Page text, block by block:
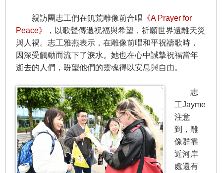
親訪團志工們在飢荒雕像前合唱 《A Prayer for
Peace》
，以歌聲傳遞祝福與希望，祈願世界遠離天災
與人禍。志工雅燕表示，在雕像前唱和平祝禱歌時，
因深受觸動而流下了淚水。她也在心中誠摯祝福當年
逝去的人們，盼望他們的靈魂得以安息與自由。
志
工Jayme
注意
到，雕
像群靠
近河岸
處還有